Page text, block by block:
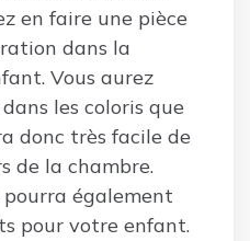
en faire une pièce
dans la
Vous aurez
les coloris que
donc très facile de
de la chambre.
également
pour votre enfant.